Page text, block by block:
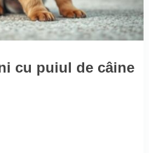
cu puiul de câine